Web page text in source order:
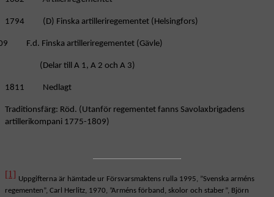
1794 (D) Finska artilleriregementet (Helsingfors)
F.d. Finska artilleriregementet (Gävle)
(Delar till A 1, A 2 och A 3)
1811 Nedlagt
Traditionsfärg: Röd. (Utanför regementet fanns Savolaxbrigadens
artillerikompani 1775-1809)
[1] Uppgifterna är hämtade ur Försvarsmaktens rulla 1995, ”Svenska arméns
regementen”, Carl Herlitz, 1970, ”Arméns förband, skolor och staber”, Björn